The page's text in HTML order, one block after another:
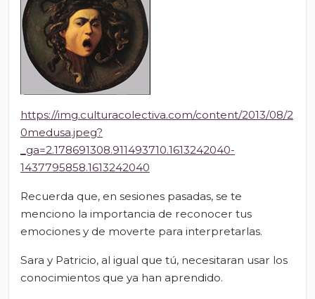
https://img.culturacolectiva.com/content/2013/08/2
0medusa.jpeg?
_ga=2.178691308.911493710.1613242040-
1437795858.1613242040
Recuerda que, en sesiones pasadas, se te
menciono la importancia de reconocer tus
emociones y de moverte para interpretarlas.
Sara y Patricio, al igual que tú, necesitaran usar los
conocimientos que ya han aprendido.